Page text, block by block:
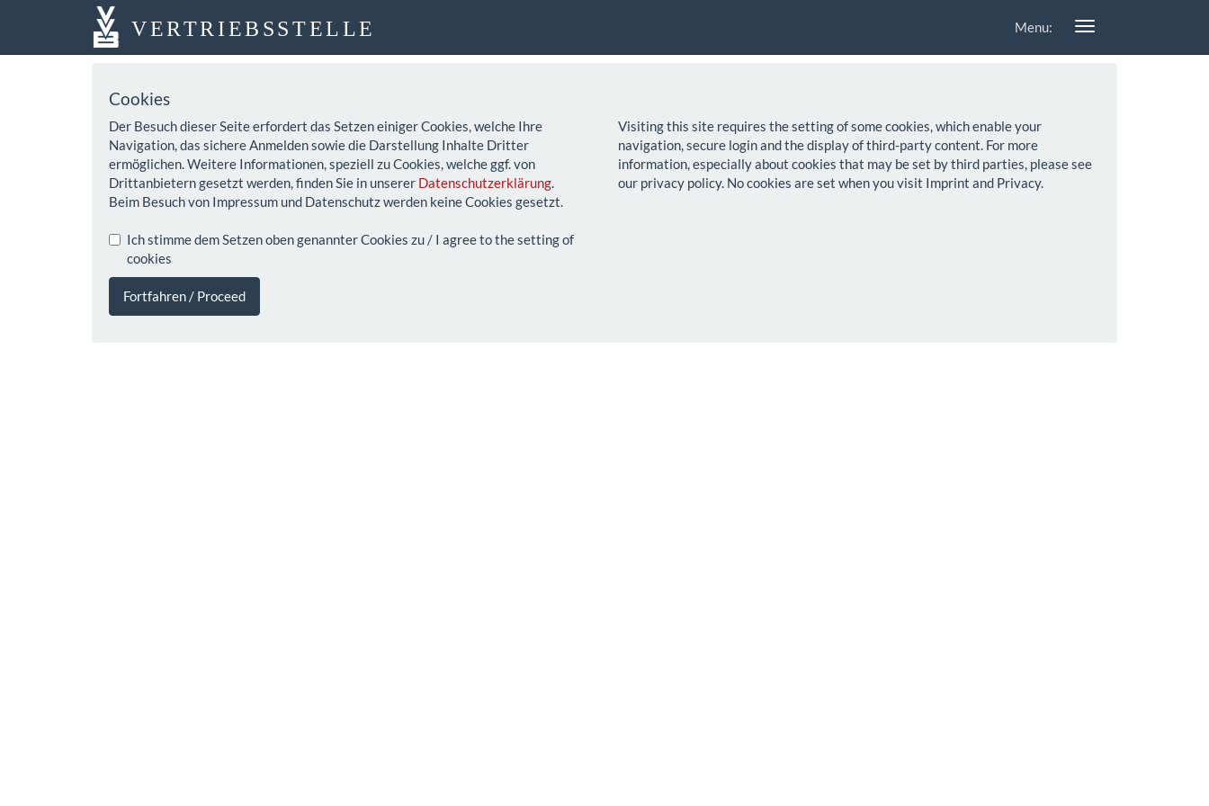
VERTRIEBSSTELLE Menu:
Cookies
Der Besuch dieser Seite erfordert das Setzen einiger Cookies, welche Ihre
Navigation, das sichere Anmelden sowie die Darstellung Inhalte Dritter
ermöglichen. Weitere Informationen, speziell zu Cookies, welche ggf. von
Drittanbietern gesetzt werden, finden Sie in unserer Datenschutzerklärung.
Beim Besuch von Impressum und Datenschutz werden keine Cookies gesetzt.
Ich stimme dem Setzen oben genannter Cookies zu / I agree to the setting of
cookies
Fortfahren / Proceed
Visiting this site requires the setting of some cookies, which enable your
navigation, secure login and the display of third-party content. For more
information, especially about cookies that may be set by third parties, please see
our privacy policy. No cookies are set when you visit Imprint and Privacy.